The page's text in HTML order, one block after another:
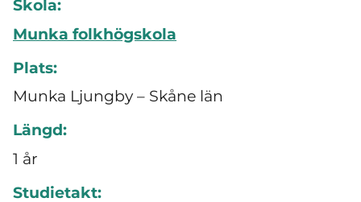
Skola:
Munka folkhögskola
Plats:
Munka Ljungby – Skåne län
Längd:
1 år
Studietakt: